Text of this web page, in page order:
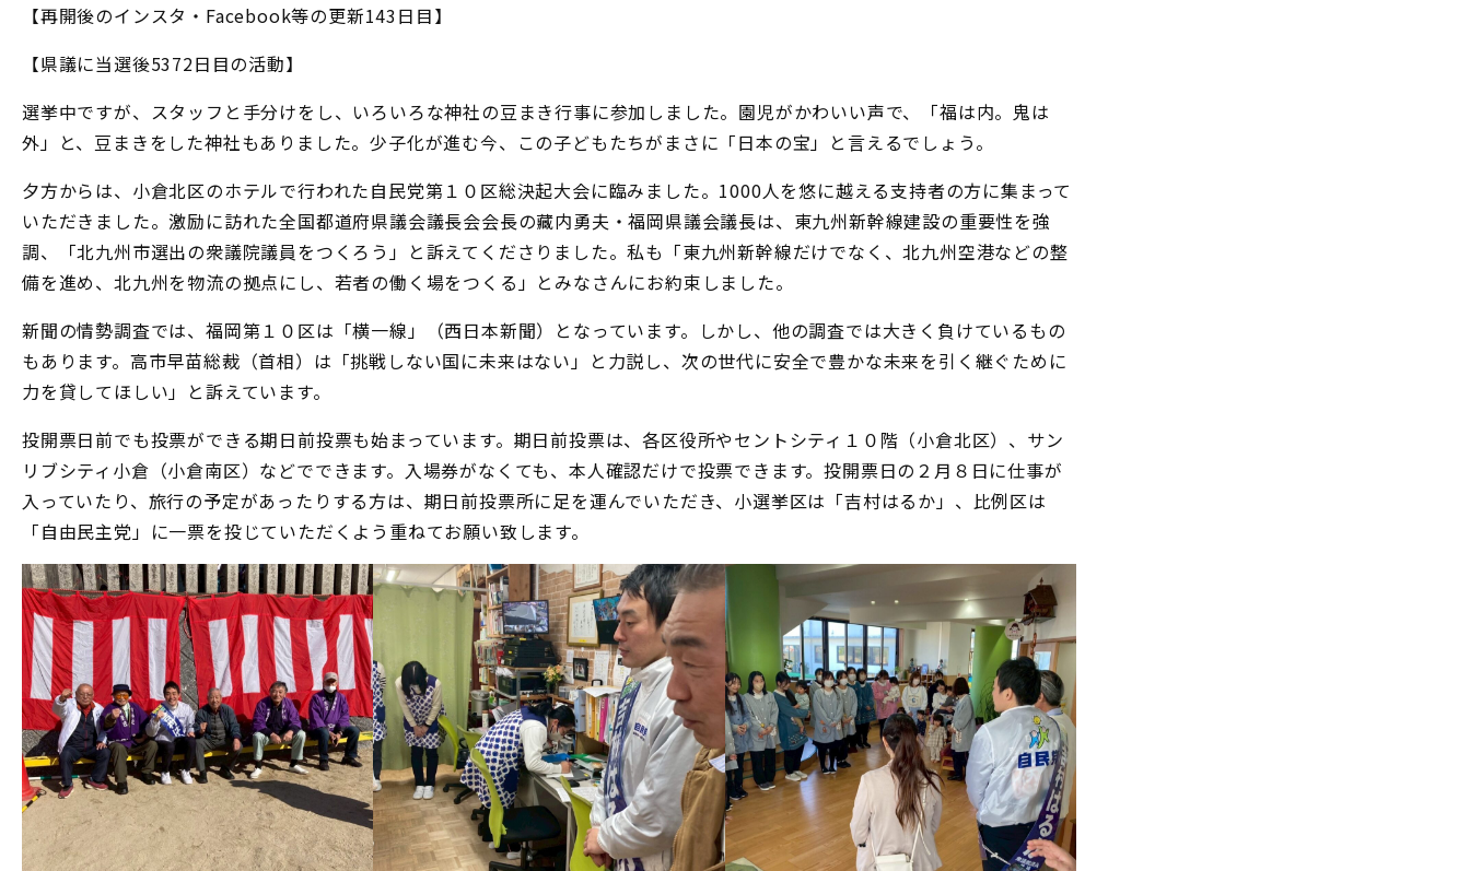
【再開後のインスタ・Facebook等の更新143日目】
【県議に当選後5372日目の活動】
選挙中ですが、スタッフと手分けをし、いろいろな神社の豆まき行事に参加しました。園児がかわいい声で、「福は内。鬼は
外」と、豆まきをした神社もありました。少子化が進む今、この子どもたちがまさに「日本の宝」と言えるでしょう。
夕方からは、小倉北区のホテルで行われた自民党第１０区総決起大会に臨みました。1000人を悠に越える支持者の方に集まって
いただきました。激励に訪れた全国都道府県議会議長会会長の藏内勇夫・福岡県議会議長は、東九州新幹線建設の重要性を強
調、「北九州市選出の衆議院議員をつくろう」と訴えてくださりました。私も「東九州新幹線だけでなく、北九州空港などの整
備を進め、北九州を物流の拠点にし、若者の働く場をつくる」とみなさんにお約束しました。
新聞の情勢調査では、福岡第１０区は「横一線」（西日本新聞）となっています。しかし、他の調査では大きく負けているもの
もあります。高市早苗総裁（首相）は「挑戦しない国に未来はない」と力説し、次の世代に安全で豊かな未来を引く継ぐために
力を貸してほしい」と訴えています。
投開票日前でも投票ができる期日前投票も始まっています。期日前投票は、各区役所やセントシティ１０階（小倉北区）、サン
リブシティ小倉（小倉南区）などでできます。入場券がなくても、本人確認だけで投票できます。投開票日の２月８日に仕事が
入っていたり、旅行の予定があったりする方は、期日前投票所に足を運んでいただき、小選挙区は「吉村はるか」、比例区は
「自由民主党」に一票を投じていただくよう重ねてお願い致します。